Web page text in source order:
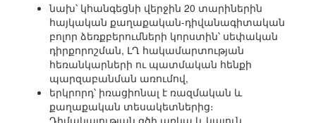
նախ՝ կհանգեցնի վերջին 20 տարիներին
հայկական քաղաքական-դիվանագիտական
բոլոր ձեռքբերումների կորստին՝ սեփական
դիրքորոշման, ԼՂ հակամարտության
հեռանկարների ու պատմական հենքի
պարզաբանման առումով,
երկրորդ՝ իռացիոնալ է ռազմական և
քաղաքական տեսակետներից։